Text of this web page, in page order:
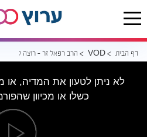
דף הבית VOD הרב רפאל זר - רוצה להישאר
לא ניתן לטעון את המדיה, או
כשלו או מכיוון